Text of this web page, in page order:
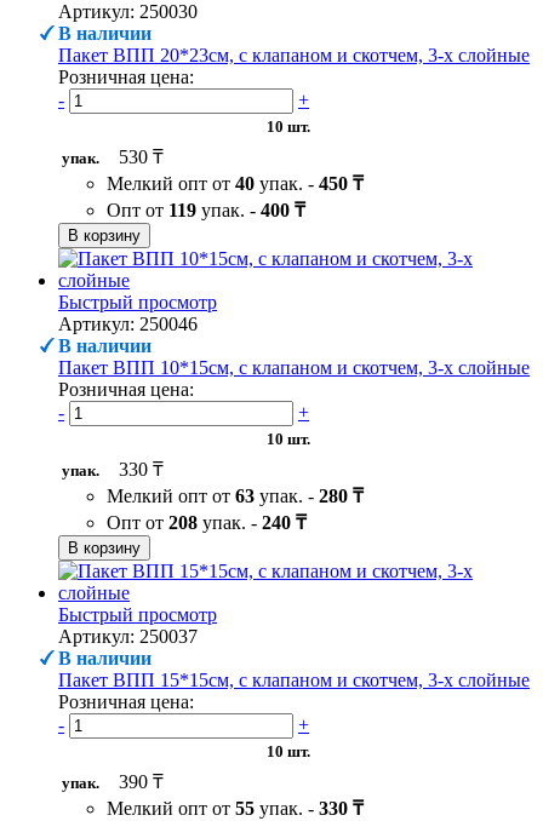
Артикул: 250030
В наличии
Пакет ВПП 20*23см, с клапаном и скотчем, 3-х слойные
Розничная цена:
-
+
10 шт.
упак.
530 ₸
Мелкий опт от 40 упак. - 450 ₸
Опт от 119 упак. - 400 ₸
В корзину
Быстрый просмотр
Артикул: 250046
В наличии
Пакет ВПП 10*15см, с клапаном и скотчем, 3-х слойные
Розничная цена:
-
+
10 шт.
упак.
330 ₸
Мелкий опт от 63 упак. - 280 ₸
Опт от 208 упак. - 240 ₸
В корзину
Быстрый просмотр
Артикул: 250037
В наличии
Пакет ВПП 15*15см, с клапаном и скотчем, 3-х слойные
Розничная цена:
-
+
10 шт.
упак.
390 ₸
Мелкий опт от 55 упак. - 330 ₸